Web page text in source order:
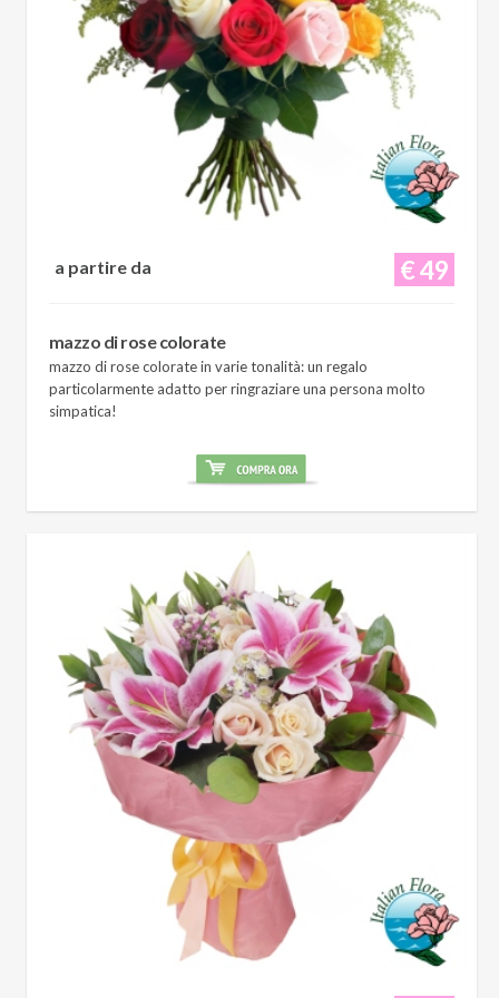
€ 49
a partire da
mazzo di rose colorate
mazzo di rose colorate in varie tonalità: un regalo
particolarmente adatto per ringraziare una persona molto
simpatica!